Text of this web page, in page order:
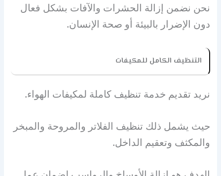
نحن نضمن إزالة الحشرات والآفات بشكل فعال
دون الإضرار بالبيئة أو صحة الإنسان.
التنظيف الكامل للمكيفات
نريد تقديم خدمة تنظيف كاملة لمكيفات الهواء.
حيث يشمل ذلك تنظيف الفلاتر والمروحة والمبخر
والمكثف وتعقيم الداخل.